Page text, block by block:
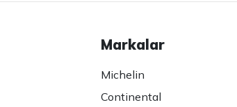
Markalar
Michelin
Continental